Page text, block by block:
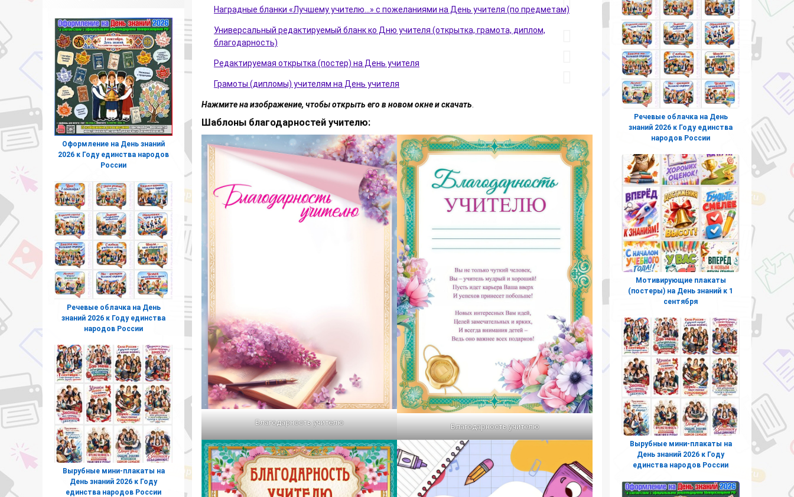
Наградные бланки «Лучшему учителю…» с пожеланиями на День учителя (по предметам)
Универсальный редактируемый бланк ко Дню учителя (открытка, грамота, диплом,
благодарность)
Редактируемая открытка (постер) на День учителя
Грамоты (дипломы) учителям на День учителя
Нажмите на изображение, чтобы открыть его в новом окне и скачать
Шаблоны благодарностей учителю:
Благодарность учителю Благодарность учителю
Оформление на День знаний
2026 к Году единства народов
России
Речевые облачка на День
знаний 2026 к Году единства
народов России
Вырубные мини-плакаты на
День знаний 2026 к Году
единства народов России
Речевые облачка на День
знаний 2026 к Году единства
народов России
Мотивирующие плакаты
(постеры) на День знаний к 1
сентября
Вырубные мини-плакаты на
День знаний 2026 к Году
единства народов России